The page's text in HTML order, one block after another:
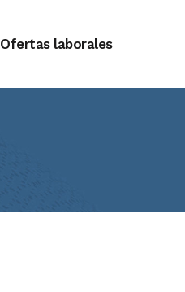
Ofertas laborales